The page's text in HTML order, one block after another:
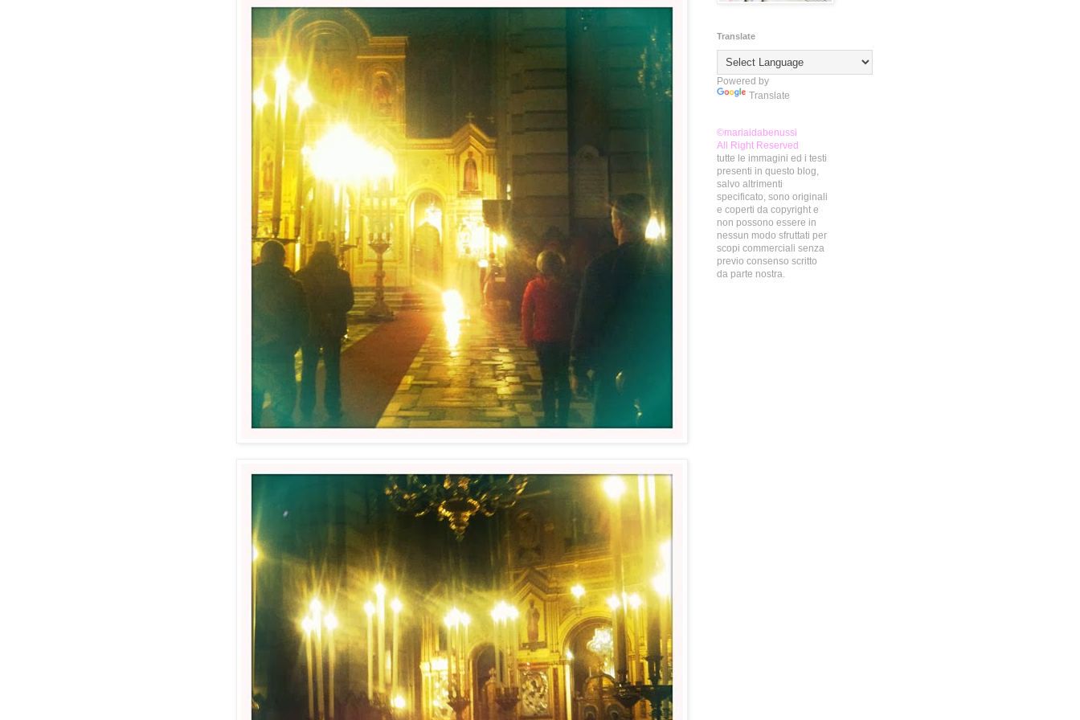
Translate
Powered by
Translate
©mariaidabenussi
All Right Reserved
tutte le immagini ed i testi
presenti in questo blog,
salvo altrimenti
specificato, sono originali
e coperti da copyright e
non possono essere in
nessun modo sfruttati per
scopi commerciali senza
previo consenso scritto
da parte nostra.